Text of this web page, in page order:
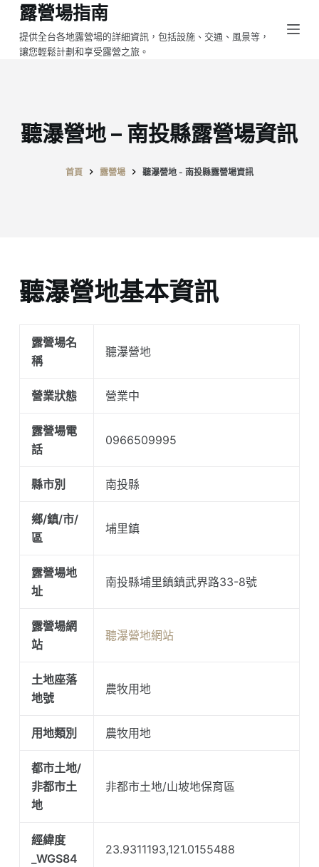
跳
至
主
露營場指南
提供全台各地露營場的詳細資訊，包括設施、交通、風景等，
讓您輕鬆計劃和享受露營之旅。
聽瀑營地 – 南投縣露營場資訊
首頁 露營場 聽瀑營地 - 南投縣露營場資訊
聽瀑營地基本資訊
露營場名
稱
聽瀑營地
營業狀態 營業中
露營場電
話
0966509995
縣市別 南投縣
鄉/鎮/市/
區
埔里鎮
露營場地
址
南投縣埔里鎮鎮武界路33-8號
露營場網
站
聽瀑營地網站
土地座落
地號
農牧用地
用地類別 農牧用地
都市土地/
非都市土
地
非都市土地/山坡地保育區
經緯度
_WGS84
23.9311193,121.0155488